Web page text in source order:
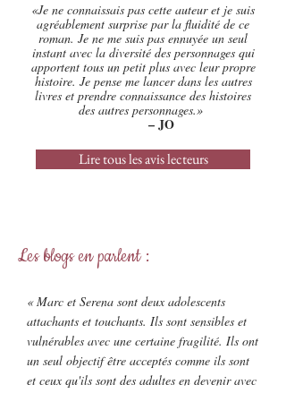
«Je ne connaissais pas cette auteur et je suis
agréablement surprise par la fluidité de ce
roman. Je ne me suis pas ennuyée un seul
instant avec la diversité des personnages qui
apportent tous un petit plus avec leur propre
histoire. Je pense me lancer dans les autres
livres et prendre connaissance des histoires
des autres personnages.»
– JO
Lire tous les avis lecteurs
Les blogs en parlent :
« Marc et Serena sont deux adolescents
attachants et touchants. Ils sont sensibles et
vulnérables avec une certaine fragilité. Ils ont
un seul objectif être acceptés comme ils sont
et ceux qu'ils sont des adultes en devenir avec